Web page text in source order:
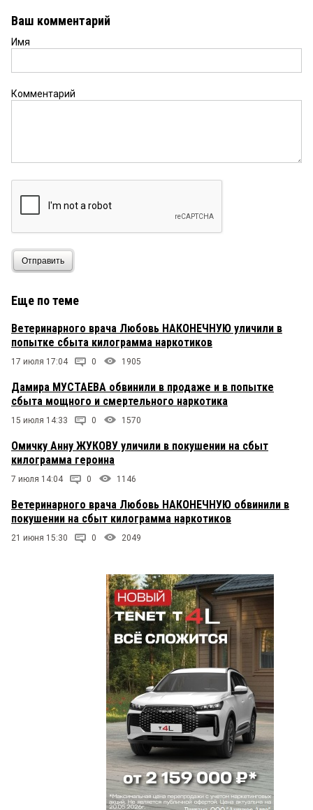
Ваш комментарий
Имя
Комментарий
Отправить
Еще по теме
Ветеринарного врача Любовь НАКОНЕЧНУЮ уличили в
попытке сбыта килограмма наркотиков
17 июля 17:04 0 1905
Дамира МУСТАЕВА обвинили в продаже и в попытке
сбыта мощного и смертельного наркотика
15 июля 14:33 0 1570
Омичку Анну ЖУКОВУ уличили в покушении на сбыт
килограмма героина
7 июля 14:04 0 1146
Ветеринарного врача Любовь НАКОНЕЧНУЮ обвинили в
покушении на сбыт килограмма наркотиков
21 июня 15:30 0 2049